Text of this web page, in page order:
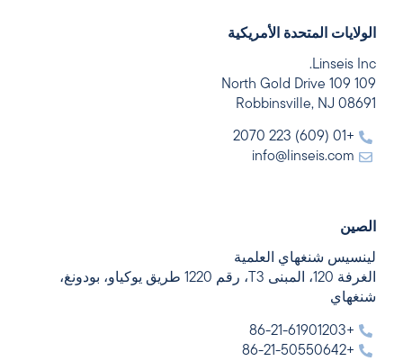
الولايات المتحدة الأمريكية
Linseis Inc.
109 109 North Gold Drive
Robbinsville, NJ 08691
+01 (609) 223 2070
info@linseis.com
الصين
لينسيس شنغهاي العلمية
الغرفة 120، المبنى T3، رقم 1220 طريق يوكياو، بودونغ،
شنغهاي
+86-21-61901203
+86-21-50550642